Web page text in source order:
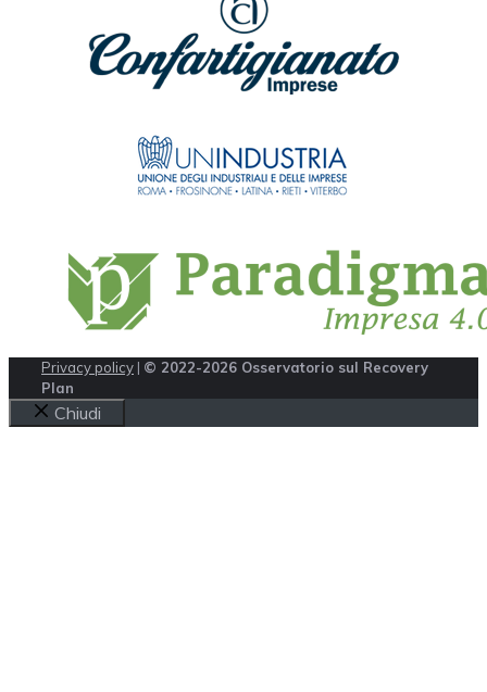
Privacy policy | © 2022-2026 Osservatorio sul Recovery
Plan
Chiudi